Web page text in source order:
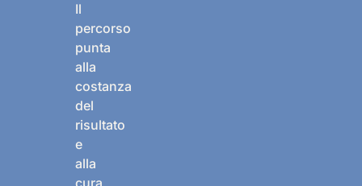
Il
percorso
punta
alla
costanza
del
risultato
e
alla